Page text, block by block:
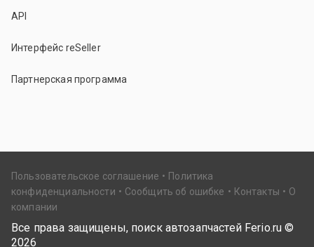
API
Интерфейс reSeller
Партнерская программа
Пользовательское соглашение
Политика
конфиденциальности
Сообщить об ошибке Контакты
О
компании
Все права защищены, поиск автозапчастей Ferio.ru ©
2026